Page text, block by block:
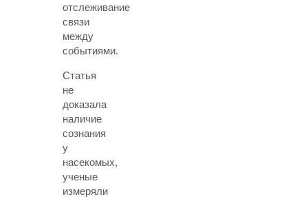
отслеживание
связи
между
событиями.
Статья
не
доказала
наличие
сознания
у
насекомых,
ученые
измеряли